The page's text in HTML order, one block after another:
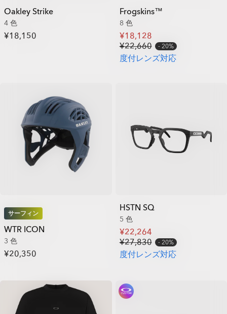
Oakley Strike
4 色
¥18,150
Frogskins™
8 色
¥18,128
¥22,660
20%
度付レンズ対応
サーフィン
WTR ICON
3 色
¥20,350
HSTN SQ
5 色
¥22,264
¥27,830
20%
度付レンズ対応